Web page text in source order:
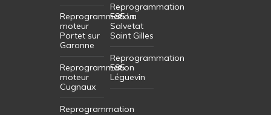
Reprogrammation
moteur
Portet sur
Garonne
Reprogrammation
moteur
Cugnaux
Reprogrammation
Reprogrammation
E85 La
Salvetat
Saint Gilles
Reprogrammation
E85
Léguevin